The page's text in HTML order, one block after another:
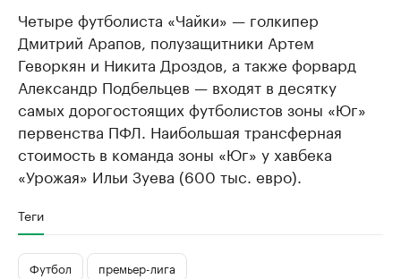
Четыре футболиста «Чайки» — голкипер
Дмитрий Арапов, полузащитники Артем
Геворкян и Никита Дроздов, а также форвард
Александр Подбельцев — входят в десятку
самых дорогостоящих футболистов зоны «Юг»
первенства ПФЛ. Наибольшая трансферная
стоимость в команда зоны «Юг» у хавбека
«Урожая» Ильи Зуева (600 тыс. евро).
Теги
Футбол премьер-лига